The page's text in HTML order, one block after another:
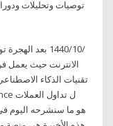
توصيات وتحليلات
الانترنت حيث يعمل
تقنيات الذكاء